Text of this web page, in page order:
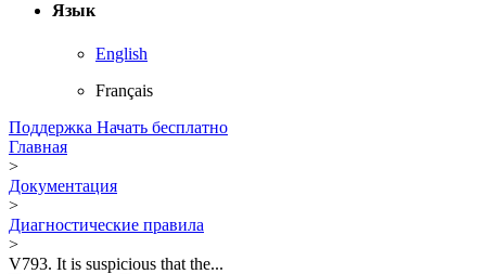
Язык
English
Français
Поддержка Начать бесплатно
Главная
>
Документация
>
Диагностические правила
>
V793. It is suspicious that the...